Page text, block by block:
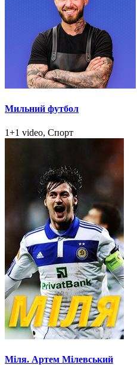
Мильний футбол
1+1 video, Спорт
Міля. Артем Мілевський